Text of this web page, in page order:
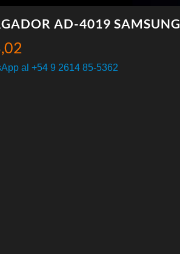
AD-4019 SAMSUNG
al +54 9 2614 85-5362